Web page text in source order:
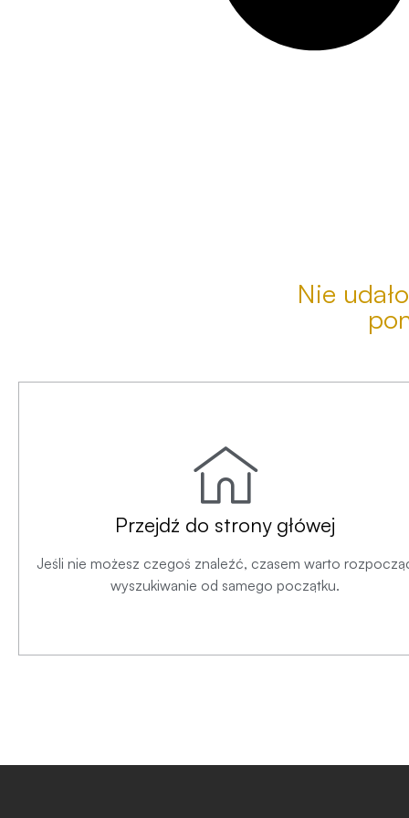
Nie
Przejdź do strony główej
Jeśli nie możesz czegoś znaleźć, czasem warto
wyszukiwanie od samego początku.